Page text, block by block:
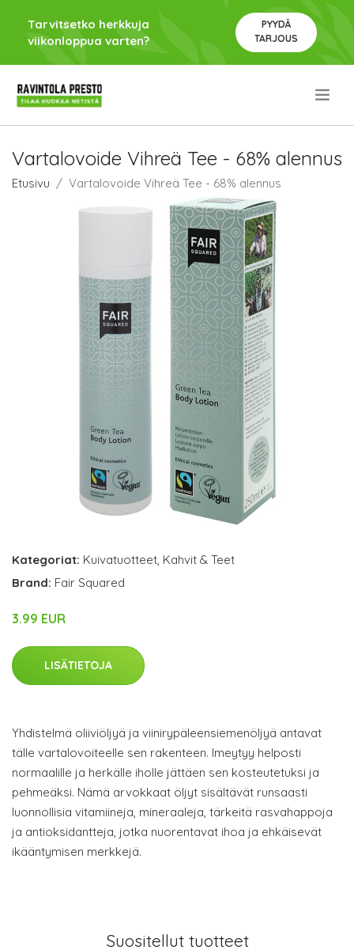
Tarvitsetko herkkuja
viikonloppua varten?
PYYDÄ
TARJOUS
Vartalovoide Vihreä Tee - 68% alennus
Etusivu Vartalovoide Vihreä Tee - 68% alennus
Kategoriat: Kuivatuotteet, Kahvit & Teet
Brand: Fair Squared
3.99 EUR
LISÄTIETOJA
Yhdistelmä oliiviöljyä ja viinirypäleensiemenöljyä antavat
tälle vartalovoiteelle sen rakenteen. Imeytyy helposti
normaalille ja herkälle iholle jättäen sen kosteutetuksi ja
pehmeäksi. Nämä arvokkaat öljyt sisältävät runsaasti
luonnollisia vitamiineja, mineraaleja, tärkeitä rasvahappoja
ja antioksidantteja, jotka nuorentavat ihoa ja ehkäisevät
ikääntymisen merkkejä.
Suositellut tuotteet